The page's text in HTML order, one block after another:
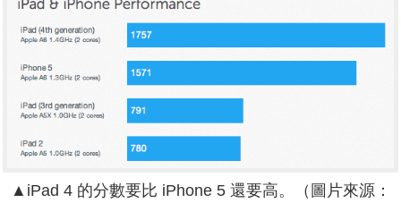
▲iPad 4 的分數要比 iPhone 5 還要高。（圖片來源：